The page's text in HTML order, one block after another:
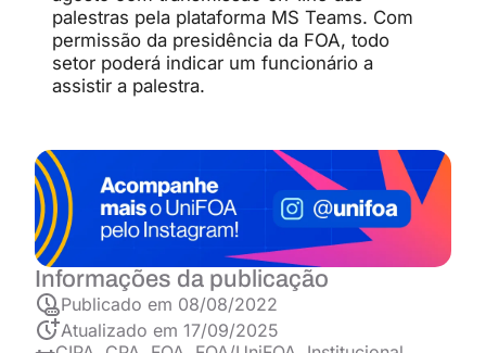
palestras pela plataforma MS Teams. Com
permissão da presidência da FOA, todo
setor poderá indicar um funcionário a
assistir a palestra.
Informações da publicação
Publicado em 08/08/2022
Atualizado em 17/09/2025